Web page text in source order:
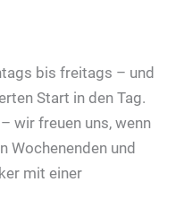
bis freitags – und
Start in den Tag.
wir freuen uns, wenn
Wochenenden und
mit einer